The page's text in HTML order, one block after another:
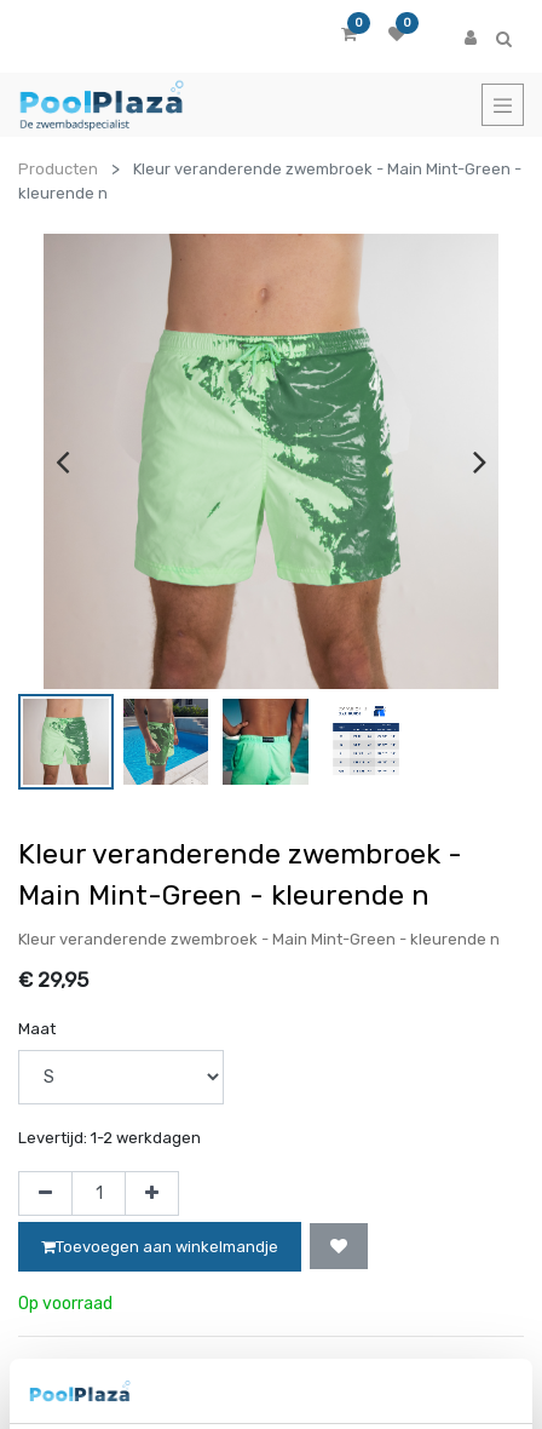
0 0
Producten
Kleur veranderende zwembroek - Main Mint-Green -
kleurende n
Kleur veranderende zwembroek -
Main Mint-Green - kleurende n
Kleur veranderende zwembroek - Main Mint-Green - kleurende n
€ 29,95
Maat
Levertijd: 1-2 werkdagen
Toevoegen aan winkelmandje
Op voorraad
Website bestellingen boven de 50 euro worden gratis verzonden!*